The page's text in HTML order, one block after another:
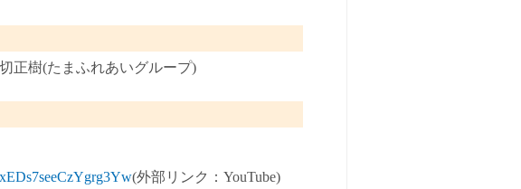
正樹(たまふれあいグループ)
(外部リンク：YouTube)